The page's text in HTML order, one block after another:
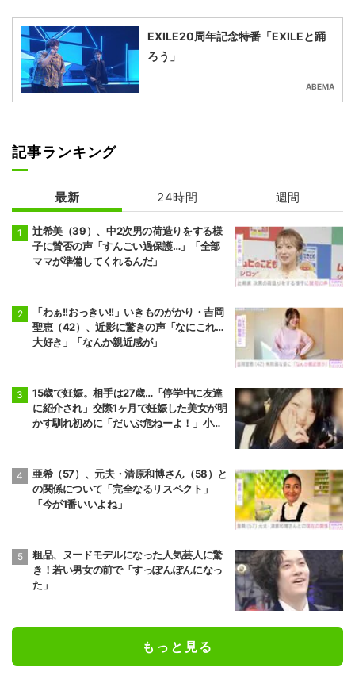
EXILE20周年記念特番「EXILEと踊
ろう」
ABEMA
記事ランキング
最新 24時間 週間
辻希美（39）、中2次男の荷造りをする様
子に賛否の声「すんごい過保護…」「全部
ママが準備してくれるんだ」
「わぁ!!おっきい!!」いきものがかり・吉岡
聖恵（42）、近影に驚きの声「なにこれ…
大好き」「なんか親近感が」
15歳で妊娠。相手は27歳…「停学中に友達
に紹介され」交際1ヶ月で妊娠した美女が明
かす馴れ初めに「だいぶ危ねーよ！」小森
亜希（57）、元夫・清原和博さん（58）と
の関係について「完全なるリスペクト」
「今が1番いいよね」
粗品、ヌードモデルになった人気芸人に驚
き！若い男女の前で「すっぽんぽんになっ
た」
もっと見る